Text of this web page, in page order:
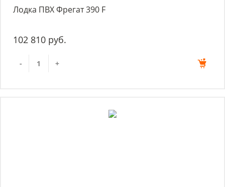
Лодка ПВХ Фрегат 390 F
102 810 руб.
- +